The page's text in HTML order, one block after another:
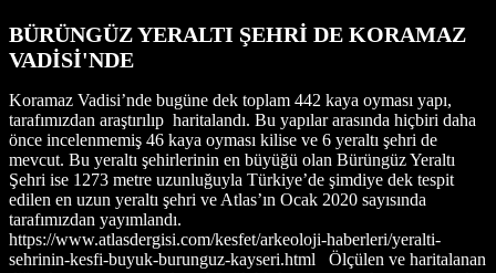
BÜRÜNGÜZ YERALTI ŞEHRİ DE KORAMAZ
VADİSİ'NDE
Koramaz Vadisi’nde bugüne dek toplam 442 kaya oyması yapı,
tarafımızdan araştırılıp haritalandı. Bu yapılar arasında hiçbiri daha
önce incelenmemiş 46 kaya oyması kilise ve 6 yeraltı şehri de
mevcut. Bu yeraltı şehirlerinin en büyüğü olan Bürüngüz Yeraltı
Şehri ise 1273 metre uzunluğuyla Türkiye’de şimdiye dek tespit
edilen en uzun yeraltı şehri ve Atlas’ın Ocak 2020 sayısında
tarafımızdan yayımlandı.
https://www.atlasdergisi.com/kesfet/arkeoloji-haberleri/yeralti-
sehrinin-kesfi-buyuk-burunguz-kayseri.html Ölçülen ve haritalanan